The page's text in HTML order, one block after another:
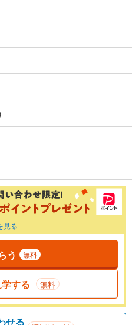
見る
う 無料
する 無料
せる